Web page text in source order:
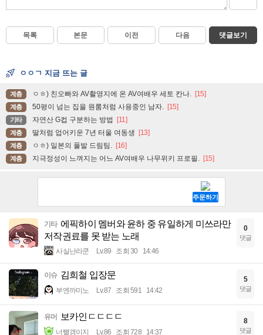
목록 본문 이전 다음 댓글보기
ㅇㅇㄱ 지금 뜨는 글
계층 ㅇㅎ) 친오빠와 AV촬영지에 온 AV여배우 세토 칸나. [15]
계층 50평이 넘는 집을 원룸처럼 사용중인 남자. [15]
기타 자연산 G컵 구분하는 방법 [11]
계층 딸처럼 업어키운 7년 터울 여동생 [13]
계층 ㅇㅎ) 일본의 풀발 드림팀. [16]
계층 지극정성이 느껴지는 어느 AV여배우 나무위키 프로필. [15]
기타 에픽하이 멤버와 윤하 중 유일하게 미쓰라만
저작권료를 못 받는 노래
사실난라쿤 Lv.89 조회 30 14:46
0
댓글
이슈 김희철 입장문
부엔까미노 Lv.87 조회 591 14:42
5
댓글
유머 보카인ㄷㄷㄷㄷ
너빨갱이지 Lv.86 조회 728 14:37
8
댓글